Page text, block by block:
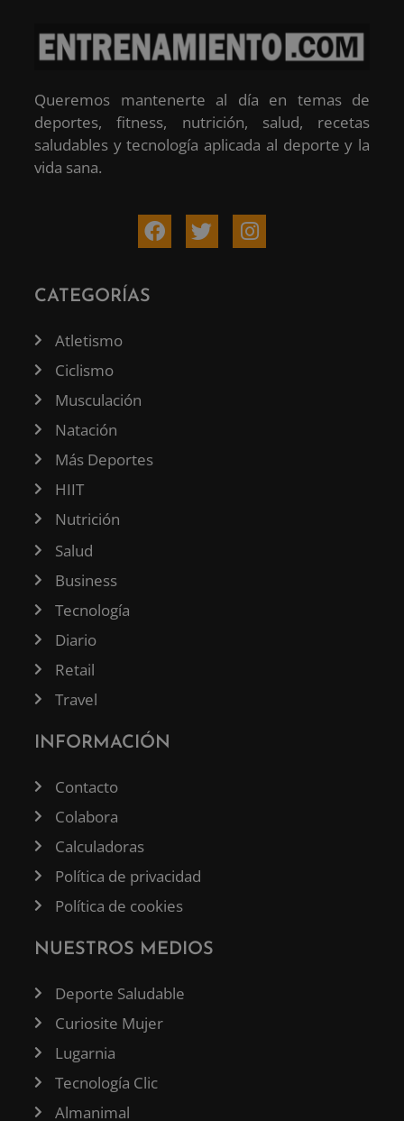
Queremos mantenerte al día en temas de
deportes, fitness, nutrición, salud, recetas
saludables y tecnología aplicada al deporte y la
vida sana.
CATEGORÍAS
Atletismo
Ciclismo
Musculación
Natación
Más Deportes
HIIT
Nutrición
Salud
Business
Tecnología
Diario
Retail
Travel
INFORMACIÓN
Contacto
Colabora
Calculadoras
Política de privacidad
Política de cookies
NUESTROS MEDIOS
Deporte Saludable
Curiosite Mujer
Lugarnia
Tecnología Clic
Almanimal